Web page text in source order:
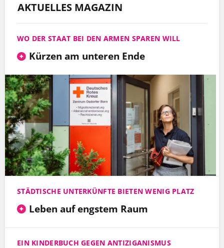
AKTUELLES MAGAZIN
WO DER STAAT BEI DEN ARMEN SPAREN WILL
Kürzen am unteren Ende
STÄDTISCHE UNTERKÜNFTE BIETEN WENIG PLATZ
Leben auf engstem Raum
EIN KINDERBUCH GEGEN ANTIZIGANISMUS